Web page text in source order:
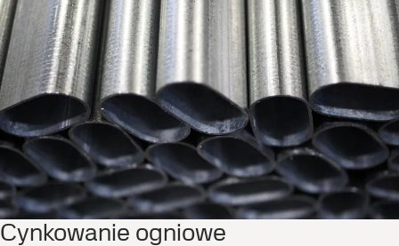
Cynkowanie ogniowe